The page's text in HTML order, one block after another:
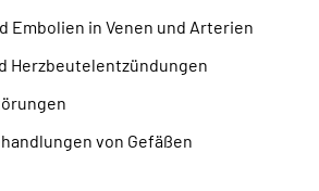
Embolien in Venen und Arterien
Herzbeutelentzündungen
von Gefäßen